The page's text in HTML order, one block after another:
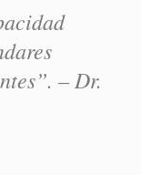
”. – Dr.